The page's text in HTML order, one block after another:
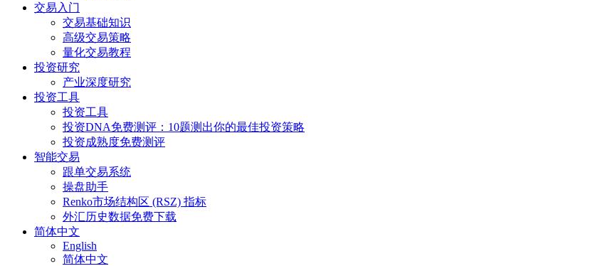
交易入门
交易基础知识
高级交易策略
量化交易教程
投资研究
产业深度研究
投资工具
投资工具
投资DNA免费测评：10题测出你的最佳投资策略
投资成熟度免费测评
智能交易
跟单交易系统
操盘助手
Renko市场结构区 (RSZ) 指标
外汇历史数据免费下载
简体中文
English
简体中文